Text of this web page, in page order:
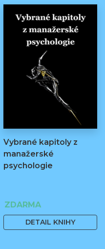
Vybrané kapitoly z
manažerské
psychologie
ZDARMA
DETAIL KNIHY